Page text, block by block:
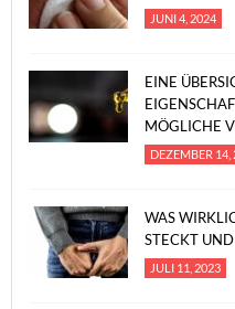
JUNI 4, 2024
EINE
MÖGLICHE
DEZEMBER 14,
WAS
STECKT
JULI 11, 2023